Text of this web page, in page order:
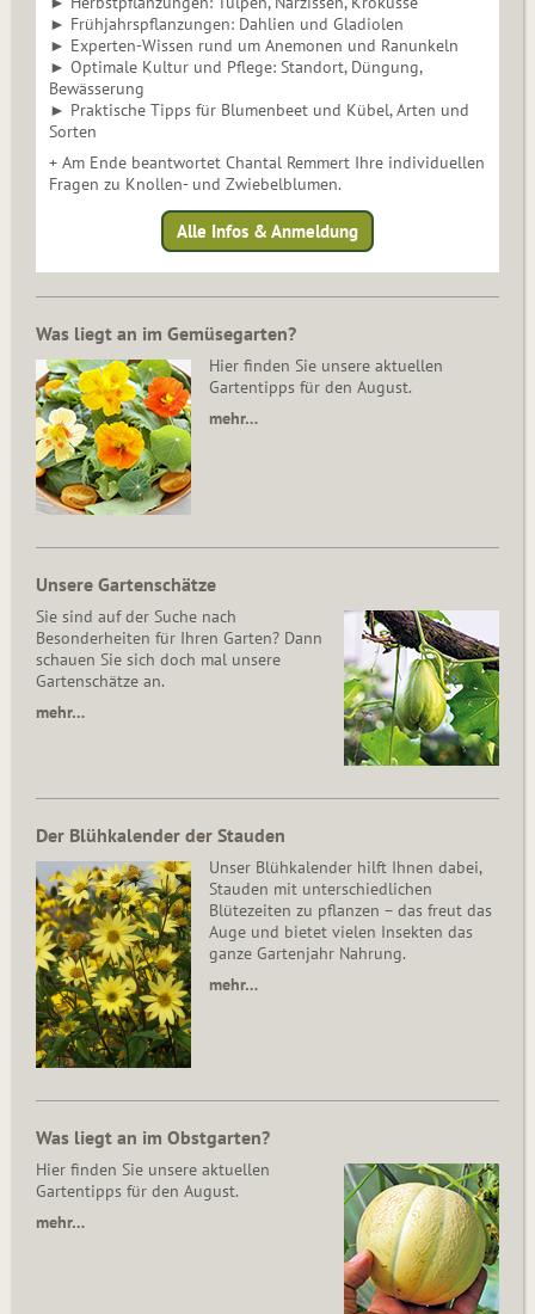
► Frühjahrspflanzungen: Dahlien und Gladiolen
► Experten-Wissen rund um Anemonen und Ranunkeln
► Optimale Kultur und Pflege: Standort, Düngung,
Bewässerung
► Praktische Tipps für Blumenbeet und Kübel, Arten und
Sorten
+ Am Ende beantwortet Chantal Remmert Ihre individuellen
Fragen zu Knollen- und Zwiebelblumen.
Alle Infos & Anmeldung
Was liegt an im Gemüsegarten?
Hier finden Sie unsere aktuellen
Gartentipps für den August.
mehr…
Unsere Gartenschätze
Sie sind auf der Suche nach
Besonderheiten für Ihren Garten? Dann
schauen Sie sich doch mal unsere
Gartenschätze an.
mehr…
Der Blühkalender der Stauden
Unser Blühkalender hilft Ihnen dabei,
Stauden mit unterschiedlichen
Blütezeiten zu pflanzen – das freut das
Auge und bietet vielen Insekten das
ganze Gartenjahr Nahrung.
mehr…
Was liegt an im Obstgarten?
Hier finden Sie unsere aktuellen
Gartentipps für den August.
mehr…